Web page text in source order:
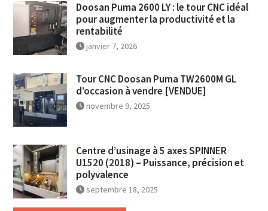
Doosan Puma 2600 LY : le tour CNC idéal
pour augmenter la productivité et la
rentabilité
janvier 7, 2026
Tour CNC Doosan Puma TW2600M GL
d’occasion à vendre [VENDUE]
novembre 9, 2025
Centre d’usinage à 5 axes SPINNER
U1520 (2018) – Puissance, précision et
polyvalence
septembre 18, 2025